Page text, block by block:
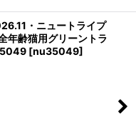
・ニュートライプ
年齢猫用グリーントラ
[nu35049]